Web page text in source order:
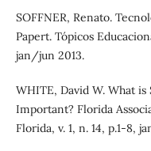
SOFFNER, Renato.
Papert. Tópicos
jan/jun 2013.
WHITE, David W. What
Important? Florida
Florida, v. 1, n. 14, p.1-8,